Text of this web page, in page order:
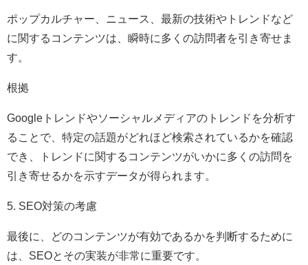
ポップカルチャー、ニュース、最新の技術やトレンドなど
に関するコンテンツは、瞬時に多くの訪問者を引き寄せま
す。
根拠
Googleトレンドやソーシャルメディアのトレンドを分析す
ることで、特定の話題がどれほど検索されているかを確認
でき、トレンドに関するコンテンツがいかに多くの訪問を
引き寄せるかを示すデータが得られます。
5. SEO対策の考慮
最後に、どのコンテンツが有効であるかを判断するために
は、SEOとその実装が非常に重要です。